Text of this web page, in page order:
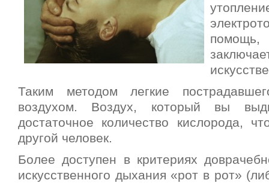
Таким методом легкие
воздухом. Воздух, который вы
достаточное количество кислорода,
другой человек.
Более доступен в критериях
искусственного дыхания «рот в рот»